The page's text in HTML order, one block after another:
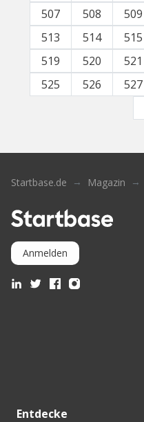
507 508 509
513
514 515
519
520 521
525
526 527
Startbase.de Magazin
Anmelden
Entdecke